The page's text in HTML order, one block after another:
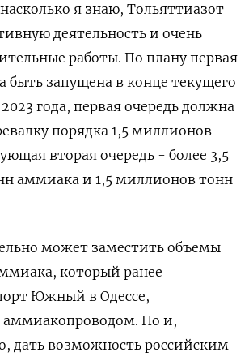
я знаю, Тольяттиазот
деятельность и очень
работы. По плану первая
быть запущена в конце текущего
2023 года, первая очередь должна
порядка 1,5 миллионов
вторая очередь - более 3,5
аммиака и 1,5 миллионов тонн
может заместить объемы
который ранее
Южный в Одессе,
аммиакопроводом. Но и,
дать возможность российским